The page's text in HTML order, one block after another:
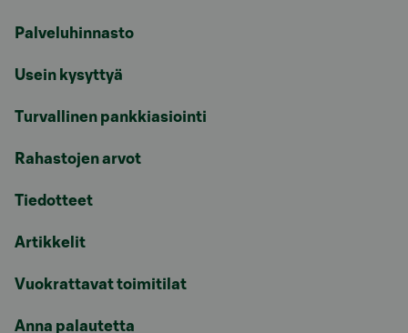
Palveluhinnasto
Usein kysyttyä
Turvallinen pankkiasiointi
Rahastojen arvot
Tiedotteet
Artikkelit
Vuokrattavat toimitilat
Anna palautetta